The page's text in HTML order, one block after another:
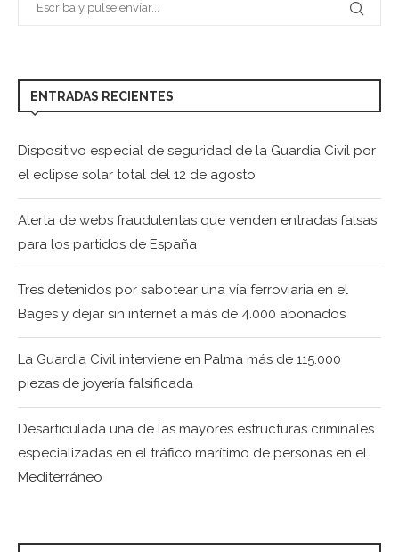
ENTRADAS RECIENTES
Dispositivo especial de seguridad de la Guardia Civil por
el eclipse solar total del 12 de agosto
Alerta de webs fraudulentas que venden entradas falsas
para los partidos de España
Tres detenidos por sabotear una vía ferroviaria en el
Bages y dejar sin internet a más de 4.000 abonados
La Guardia Civil interviene en Palma más de 115.000
piezas de joyería falsificada
Desarticulada una de las mayores estructuras criminales
especializadas en el tráfico marítimo de personas en el
Mediterráneo